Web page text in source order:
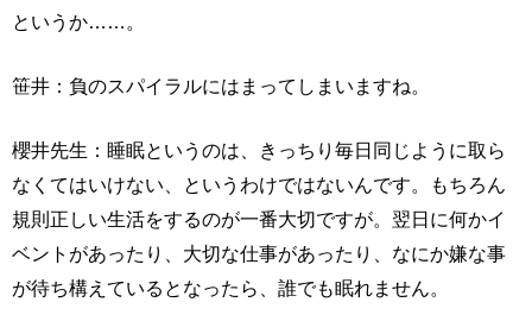
というか……。
笹井：負のスパイラルにはまってしまいますね。
櫻井先生：睡眠というのは、きっちり毎日同じように取ら
なくてはいけない、というわけではないんです。もちろん
規則正しい生活をするのが一番大切ですが。翌日に何かイ
ベントがあったり、大切な仕事があったり、なにか嫌な事
が待ち構えているとなったら、誰でも眠れません。